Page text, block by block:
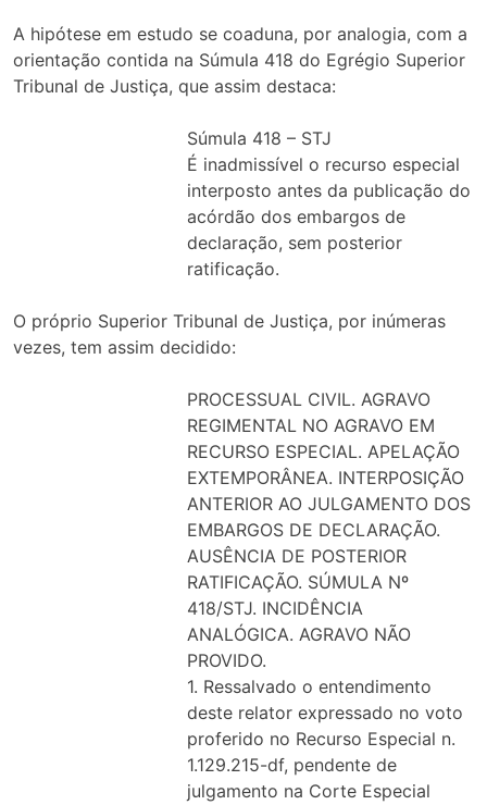
A hipótese em estudo se coaduna, por analogia, com a
orientação contida na Súmula 418 do Egrégio Superior
Tribunal de Justiça, que assim destaca:
Súmula 418 – STJ
É inadmissível o recurso especial
interposto antes da publicação do
acórdão dos embargos de
declaração, sem posterior
ratificação.
O próprio Superior Tribunal de Justiça, por inúmeras
vezes, tem assim decidido:
PROCESSUAL CIVIL. AGRAVO
REGIMENTAL NO AGRAVO EM
RECURSO ESPECIAL. APELAÇÃO
EXTEMPORÂNEA. INTERPOSIÇÃO
ANTERIOR AO JULGAMENTO DOS
EMBARGOS DE DECLARAÇÃO.
AUSÊNCIA DE POSTERIOR
RATIFICAÇÃO. SÚMULA Nº
418/STJ. INCIDÊNCIA
ANALÓGICA. AGRAVO NÃO
PROVIDO.
1. Ressalvado o entendimento
deste relator expressado no voto
proferido no Recurso Especial n.
1.129.215-df, pendente de
julgamento na Corte Especial